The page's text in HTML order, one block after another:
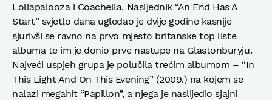
Lollapalooza i Coachella. Nasljednik “An End Has A
Start” svjetlo dana ugledao je dvije godine kasnije
sjurivši se ravno na prvo mjesto britanske top liste
albuma te im je donio prve nastupe na Glastonburyju.
Najveći uspjeh grupa je polučila trećim albumom – “In
This Light And On This Evening” (2009.) na kojem se
nalazi megahit “Papillon”, a njega je naslijedio sjajni